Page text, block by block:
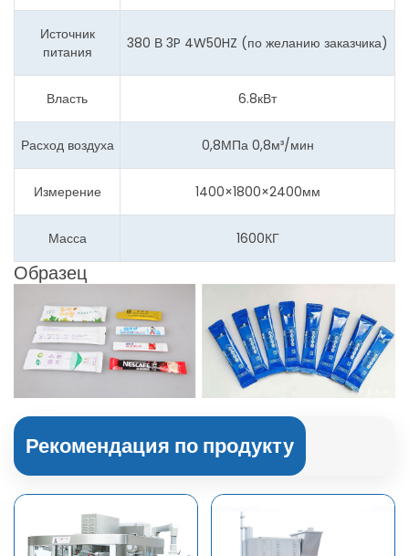
Источник
питания
380 В 3P 4W50HZ (по желанию заказчика)
Власть 6.8кВт
Расход воздуха 0,8МПа 0,8м³/мин
Измерение 1400×1800×2400мм
Масса 1600КГ
Образец
Рекомендация по продукту